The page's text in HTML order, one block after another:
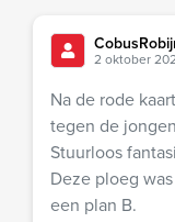
2 oktober
Na de rode
tegen de
Stuurloos
Deze ploeg
een plan B.